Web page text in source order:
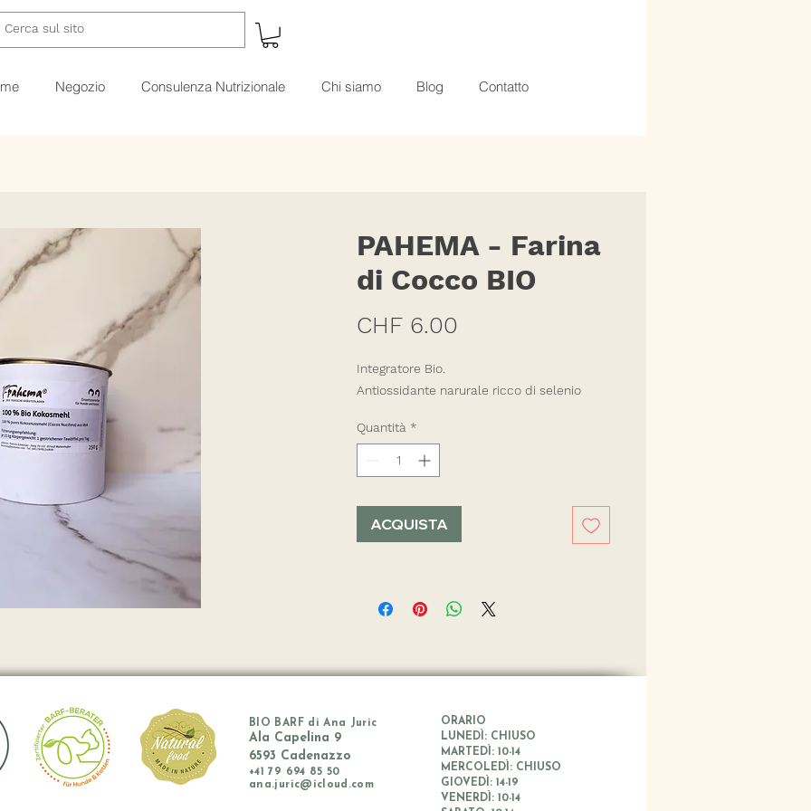
Negozio Consulenza Nutrizionale Chi siamo Blog Contatto
PAHEMA - Farina
di Cocco BIO
CHF 6.00
Integratore Bio.
Antiossidante narurale ricco di selenio
Quantità *
ACQUISTA
BIO BARF di Ana Juric
Ala Capelina 9
6593 Cadenazzo
+4179 694 85 50
ana.juric@icloud.com
ORARIO
LUNEDÌ: CHIUSO
MARTEDÌ: 10-14
MERCOLEDÌ: CHIUSO
GIOVEDÌ: 14-19
VENERDÌ: 10-14